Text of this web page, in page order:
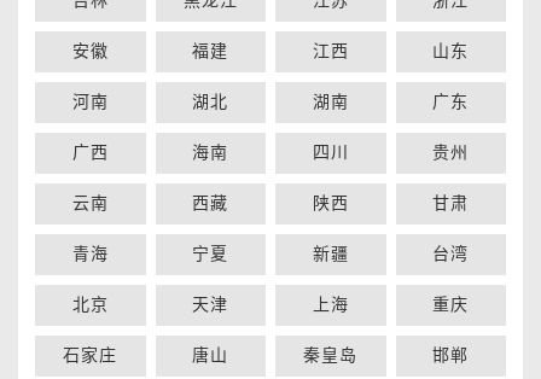
安徽 福建 江西 山东
河南 湖北 湖南 广东
广西 海南 四川 贵州
云南 西藏 陕西 甘肃
青海 宁夏 新疆 台湾
北京 天津 上海 重庆
石家庄 唐山 秦皇岛 邯郸